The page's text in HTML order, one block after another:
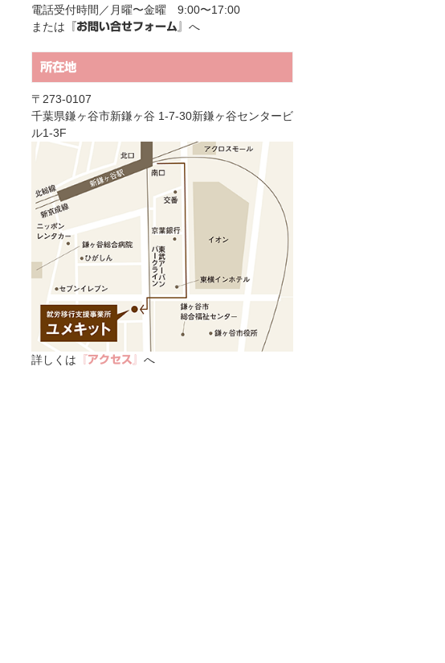
電話受付時間／月曜〜金曜 9:00〜17:00
または 『お問い合せフォーム』 へ
所在地
〒273-0107
千葉県鎌ヶ谷市新鎌ヶ谷 1-7-30新鎌ヶ谷センタービ
ル1-3F
詳しくは 『アクセス』 へ